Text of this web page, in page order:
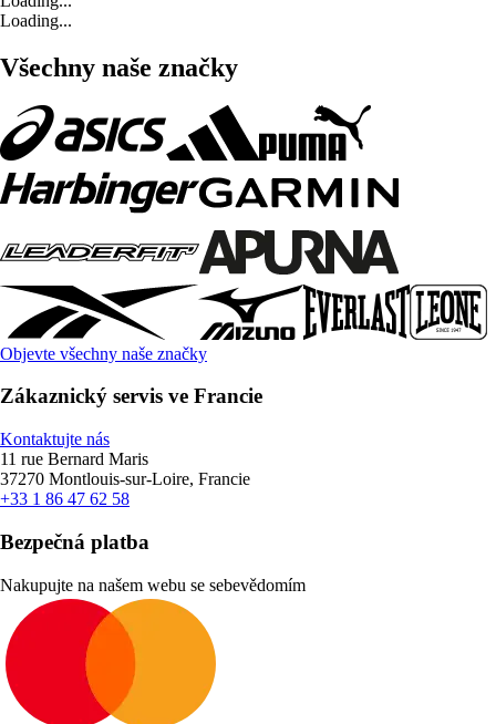
Loading...
Všechny naše značky
Objevte všechny naše značky
Zákaznický servis ve Francie
Kontaktujte nás
11 rue Bernard Maris
37270 Montlouis-sur-Loire, Francie
+33 1 86 47 62 58
Bezpečná platba
Nakupujte na našem webu se sebevědomím